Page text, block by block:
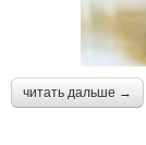
читать дальше →